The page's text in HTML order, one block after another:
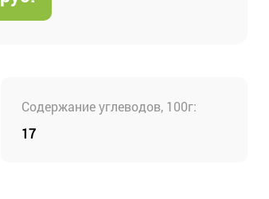
Содержание углеводов, 100г:
17